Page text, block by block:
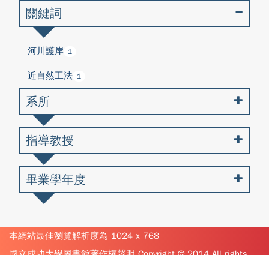
關鍵詞
河川護岸 1
近自然工法 1
系所
指導教授
畢業學年度
本網站最佳瀏覽解析度為 1024 x 768